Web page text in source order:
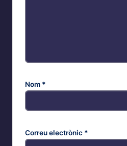
Nom *
Correu electrònic *